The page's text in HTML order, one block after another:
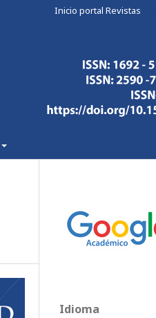
Inicio portal Revistas
Idioma